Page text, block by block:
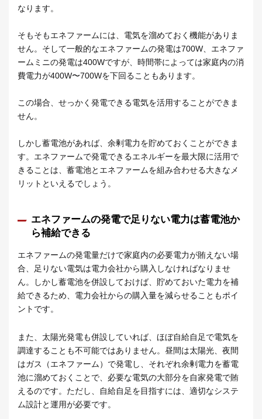
なります。
そもそもエネファームには、電気を溜めておく機能がありま
せん。そして一般的なエネファームの発電は700W、エネファ
ームミニの発電は400Wですが、時間帯によっては家庭内の消
費電力が400W〜700Wを下回ることもあります。
この場合、せっかく発電できる電気を活用することができま
せん。
しかし蓄電池があれば、余剰電力を貯めておくことができま
す。エネファームで発電できるエネルギーを最大限に活用で
きることは、蓄電池とエネファームを組み合わせる大きなメ
リットといえるでしょう。
エネファームの発電で足りない電力は蓄電池か
ら補給できる
エネファームの発電量だけで家庭内の必要電力が賄えない場
合、足りない電気は電力会社から購入しなければなりませ
ん。しかし蓄電池を併設しておけば、貯めておいた電力を補
給できるため、電力会社からの購入量を減らせることもポイ
ントです。
また、太陽光発電も併設していれば、ほぼ自給自足で電気を
調達することも不可能ではありません。昼間は太陽光、夜間
はガス（エネファーム）で発電し、それぞれ余剰電力を蓄電
池に溜めておくことで、必要な電気の大部分を自家発電で賄
えるのです。ただし、自給自足を目指すには、適切なシステ
ム設計と運用が必要です。